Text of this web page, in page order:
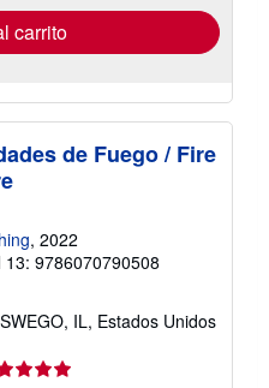
carrito
de Fuego / Fire
, 2022
13: 9786070790508
IL, Estados Unidos